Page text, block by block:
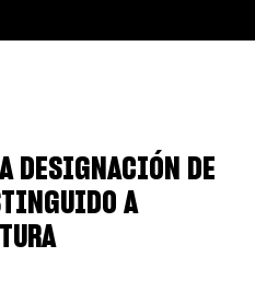
DESIGNACIÓN DE
A